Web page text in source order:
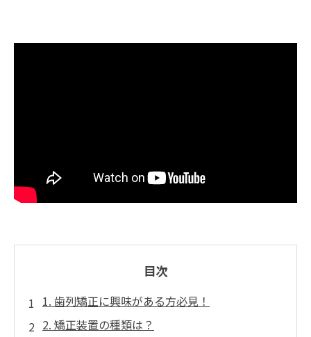
目次
1. 歯列矯正に興味がある方必見！
2. 矯正装置の種類は？